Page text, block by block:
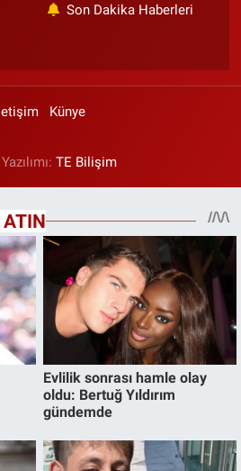
Son Dakika Haberleri
Künye
TE Bilişim